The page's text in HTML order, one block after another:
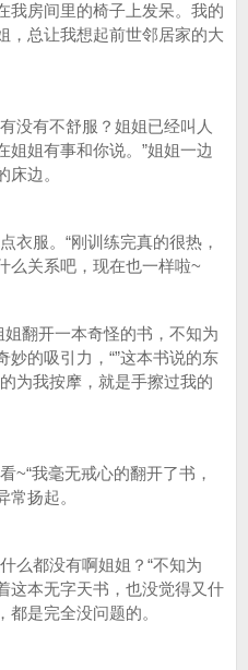
我房间里的椅子上发呆。我的
，总让我想起前世邻居家的大
有不舒服？姐姐已经叫人
姐姐有事和你说。”姐姐一边
边。
服。“刚训练完真的很热，
么关系吧，现在也一样啦~
翻开一本奇怪的书，不知为
的吸引力，“”这本书说的东
为我按摩，就是手擦过我的
我毫无戒心的翻开了书，
扬起。
都没有啊姐姐？“不知为
这本无字天书，也没觉得又什
是完全没问题的。